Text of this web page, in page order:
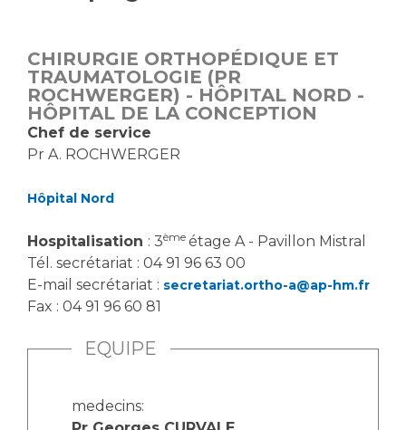
Vous allez être hospitalisé(e)
Vous avez un examen d'imagerie ou de radiologie
à réaliser
Vous avez une analyse à réaliser
Vous venez en consultation
Infos COVID-19
Vivre ensemble à l'hôpital
Culture à l'hôpital
Laïcité et cultes
Les associations
Salon des familles
Emplois administratifs
Emplois médicaux
Espace Formation
Étudiants hospitaliers
Emplois divers
Statuts
Stages paramédicaux
Chercheurs
Les structures de recherche
CHIRURGIE ORTHOPÉDIQUE ET
TRAUMATOLOGIE (PR
ROCHWERGER) - HÔPITAL NORD -
HÔPITAL DE LA CONCEPTION
Chef de service
Pr A. ROCHWERGER
Hôpital Nord
Hospitalisation : 3ème étage A - Pavillon Mistral
Tél. secrétariat : 04 91 96 63 00
E-mail secrétariat : secretariat.ortho-a@ap-hm.fr
Fax : 04 91 96 60 81
EQUIPE
medecins: